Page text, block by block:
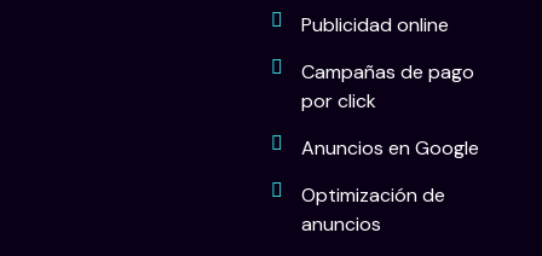
Publicidad online
Campañas de pago
por click
Anuncios en Google
Optimización de
anuncios